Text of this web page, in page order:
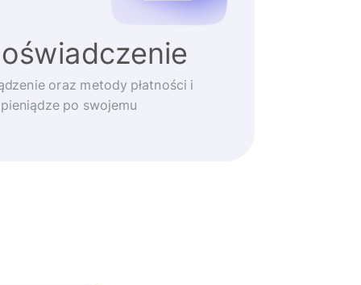
oraz metody płatności i
po swojemu